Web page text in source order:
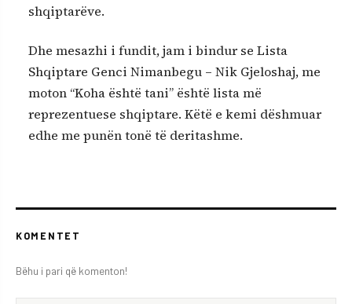
shqiptarëve.
Dhe mesazhi i fundit, jam i bindur se Lista
Shqiptare Genci Nimanbegu – Nik Gjeloshaj, me
moton “Koha është tani” është lista më
reprezentuese shqiptare. Këtë e kemi dëshmuar
edhe me punën tonë të deritashme.
KOMENTET
Bëhu i pari që komenton!